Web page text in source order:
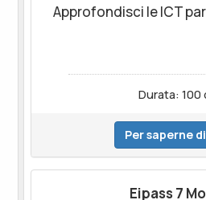
Approfondisci le ICT
Durata: 100
Per saperne
Eipass 7